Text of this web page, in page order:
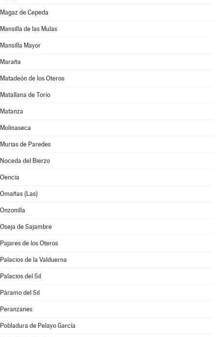
Magaz de Cepeda
Mansilla de las Mulas
Mansilla Mayor
Maraña
Matadeón de los Oteros
Matallana de Torío
Matanza
Molinaseca
Murias de Paredes
Noceda del Bierzo
Oencia
Omañas (Las)
Onzonilla
Oseja de Sajambre
Pajares de los Oteros
Palacios de la Valduerna
Palacios del Sil
Páramo del Sil
Peranzanes
Pobladura de Pelayo García